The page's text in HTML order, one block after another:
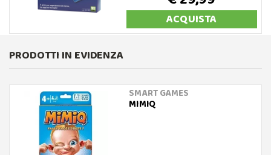
ACQUISTA
PRODOTTI IN EVIDENZA
SMART GAMES
MIMIQ